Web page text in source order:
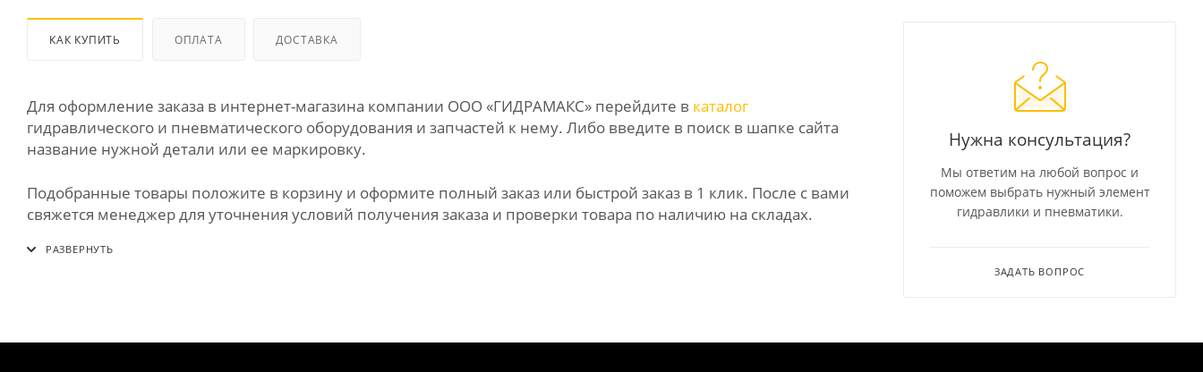
КАК КУПИТЬ ОПЛАТА ДОСТАВКА
Для оформление заказа в интернет-магазина компании ООО «ГИДРАМАКС» перейдите в каталог
гидравлического и пневматического оборудования и запчастей к нему. Либо введите в поиск в шапке сайта
название нужной детали или ее маркировку.
Подобранные товары положите в корзину и оформите полный заказ или быстрой заказ в 1 клик. После с вами
свяжется менеджер для уточнения условий получения заказа и проверки товара по наличию на складах.
Нужна консультация?
Мы ответим на любой вопрос и
поможем выбрать нужный элемент
гидравлики и пневматики.
ЗАДАТЬ ВОПРОС